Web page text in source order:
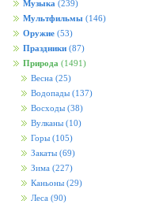
Музыка (239)
Мультфильмы (146)
Оружие (53)
Праздники (87)
Природа (1491)
Весна (25)
Водопады (137)
Восходы (38)
Вулканы (10)
Горы (105)
Закаты (69)
Зима (227)
Каньоны (29)
Леса (90)